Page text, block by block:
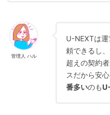
管理人 ハル
U-NEXTは
頼できるし
超えの契約
スだから安
番多いのも